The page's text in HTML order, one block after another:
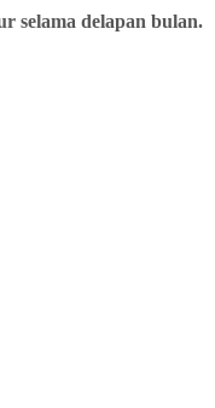
selama delapan bulan.